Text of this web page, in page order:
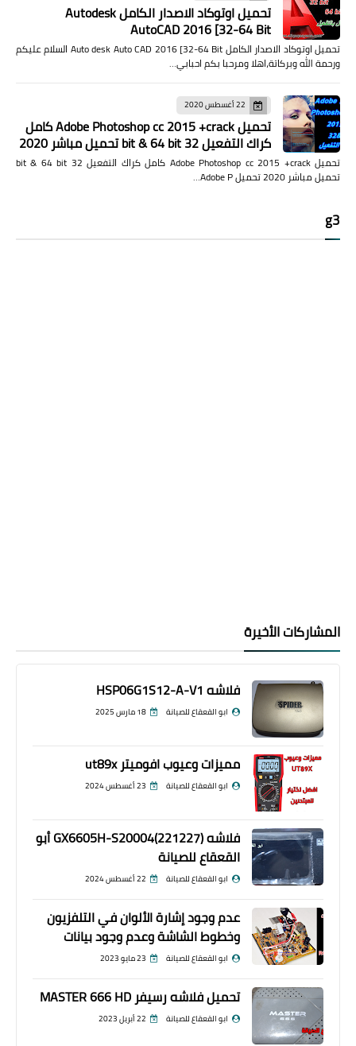
تحميل اوتوكاد الاصدار الكامل Autodesk
AutoCAD 2016 [32-64 Bit
تحميل اوتوكاد الاصدار الكامل Auto desk Auto CAD 2016 [32-64 Bit السلام عليكم
ورحمة الله وبركاتة،اهلا ومرحبا بكم احبابي…
22 أغسطس 2020
تحميل Adobe Photoshop cc 2015 +crack كامل
كراك التفعيل 32 bit & 64 bit تحميل مباشر 2020
تحميل Adobe Photoshop cc 2015 +crack كامل كراك التفعيل 32 bit & 64 bit
تحميل مباشر 2020 تحميل Adobe P…
g3
المشاركات الأخيرة
فلاشه HSP06G1S12-A-V1
ابو القعقاع للصيانة 18 مارس 2025
مميزات وعيوب افوميتر ut89x
ابو القعقاع للصيانة 23 أغسطس 2024
فلاشه GX6605H-S20004(221227) أبو
القعقاع للصيانة
ابو القعقاع للصيانة 22 أغسطس 2024
عدم وجود إشارة الألوان في التلفزيون
وخطوط الشاشة وعدم وجود بيانات
ابو القعقاع للصيانة 23 مايو 2023
تحميل فلاشه رسيفر MASTER 666 HD
ابو القعقاع للصيانة 22 أبريل 2023